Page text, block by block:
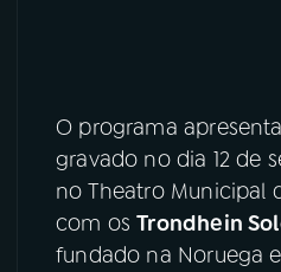
PRÊMIO RÁDIO MEC
ACOMPANHE A RÁDIO MEC
O programa
gravado no dia 12 de
no Theatro Municipal
com osTrondhein
fundado na Noruega